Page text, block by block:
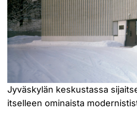
Jyväskylän keskustassa
itselleen ominaista